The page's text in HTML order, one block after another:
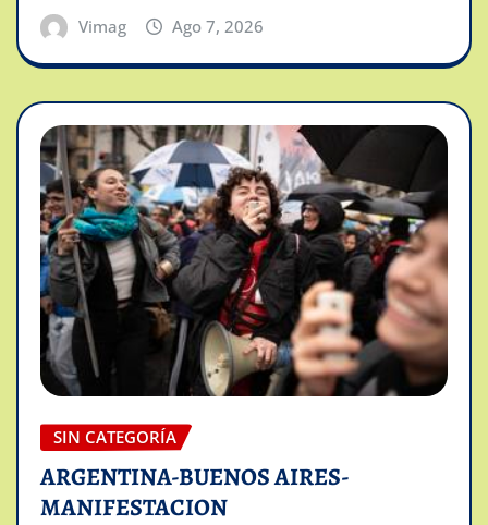
Vimag Ago 7, 2026
SIN CATEGORÍA
ARGENTINA-BUENOS AIRES-
MANIFESTACION